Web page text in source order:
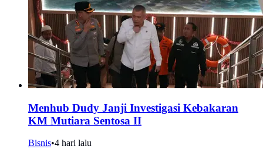
Menhub Dudy Janji Investigasi Kebakaran
KM Mutiara Sentosa II
Bisnis•4 hari lalu